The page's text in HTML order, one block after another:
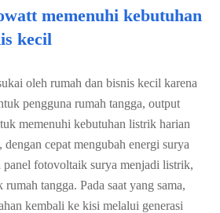
memenuhi kebutuhan
kecil
oleh rumah dan bisnis kecil karena
pengguna rumah tangga, output
memenuhi kebutuhan listrik harian
dengan cepat mengubah energi surya
fotovoltaik surya menjadi listrik,
tangga. Pada saat yang sama,
kembali ke kisi melalui generasi